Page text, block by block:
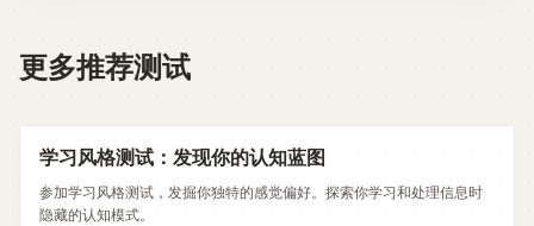
更多推荐测试
学习风格测试：发现你的认知蓝图
参加学习风格测试，发掘你独特的感觉偏好。探索你学习和处理信息时
隐藏的认知模式。